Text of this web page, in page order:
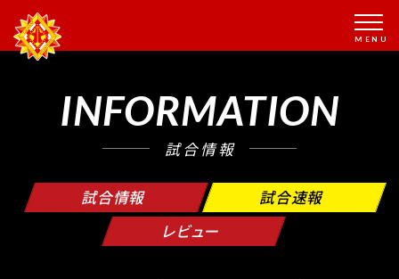
INFORMATION
試合情報
試合情報
試合速報
レビュー